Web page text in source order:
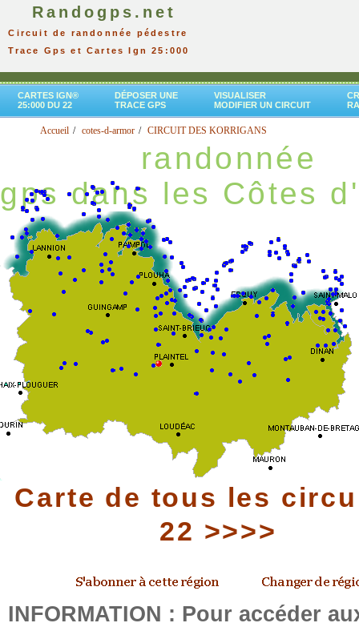
Randogps.net
Circuit de randonnée pédestre
Trace Gps et Cartes Ign 25:000
CARTES IGN®
25:000 DU 22
DÉPOSER UNE
TRACE GPS
VISUALISER
MODIFIER UN CIRCUIT
Accueil cotes-d-armor CIRCUIT DES KORRIGANS
randonnée
gps dans les Côtes
Carte de tous les
22 >>>>
INFORMATION : Pour accéder